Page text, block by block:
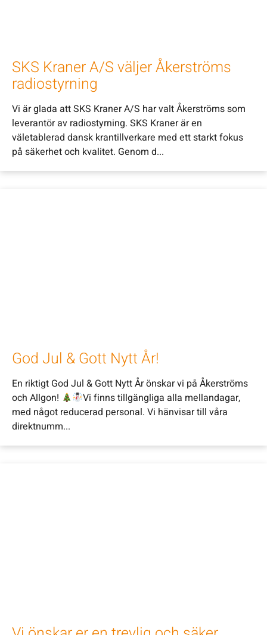
SKS Kraner A/S väljer Åkerströms
radiostyrning
Vi är glada att SKS Kraner A/S har valt Åkerströms som
leverantör av radiostyrning. SKS Kraner är en
väletablerad dansk krantillverkare med ett starkt fokus
på säkerhet och kvalitet. Genom d...
God Jul & Gott Nytt År!
En riktigt God Jul & Gott Nytt År önskar vi på Åkerströms
och Allgon!
Vi finns tillgängliga alla mellandagar,
med något reducerad personal. Vi hänvisar till våra
direktnumm...